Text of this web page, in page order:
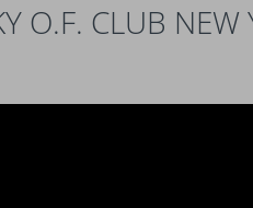
O.F. CLUB NEW